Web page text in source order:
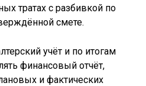
тратах с разбивкой по
смете.
учёт и по итогам
финансовый отчёт,
и фактических